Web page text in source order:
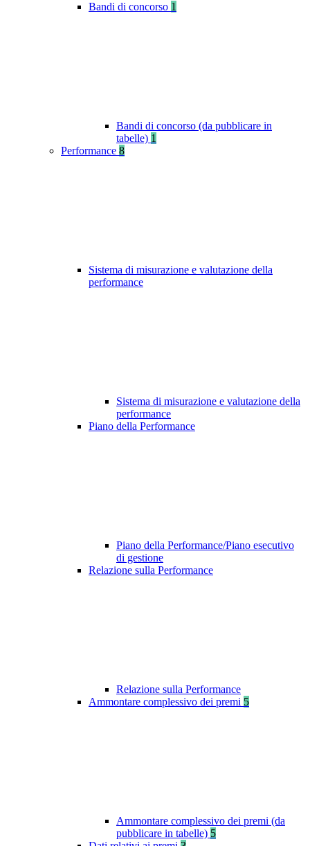
Bandi di concorso 1
Bandi di concorso (da pubblicare in
tabelle) 1
Performance 8
Sistema di misurazione e valutazione della
performance
Sistema di misurazione e valutazione della
performance
Piano della Performance
Piano della Performance/Piano esecutivo
di gestione
Relazione sulla Performance
Relazione sulla Performance
Ammontare complessivo dei premi 5
Ammontare complessivo dei premi (da
pubblicare in tabelle) 5